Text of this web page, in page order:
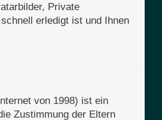
Private
erledigt ist und Ihnen
von 1998) ist ein
Zustimmung der Eltern